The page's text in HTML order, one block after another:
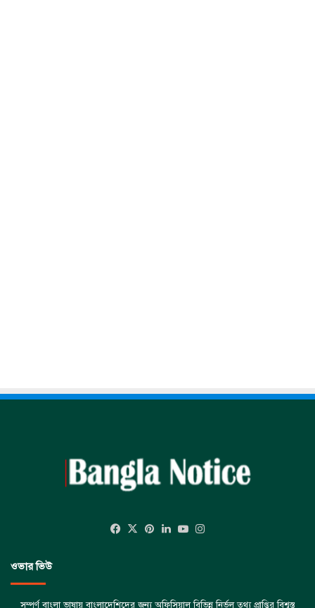
Facebook
X Pinterest
LinkedInYouTube
ওভার ভিউ
সম্পূর্ণ বাংলা ভাষায় বাংলাদেশিদের জন্য অফিসিয়াল বিভিন্ন নির্ভূল তথ্য প্রাপ্তির বিশ্বস্ত